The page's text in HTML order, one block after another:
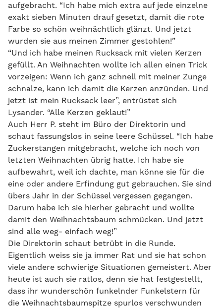
aufgebracht. “Ich habe mich extra auf jede einzelne
exakt sieben Minuten drauf gesetzt, damit die rote
Farbe so schön weihnächtlich glänzt. Und jetzt
wurden sie aus meinen Zimmer gestohlen!”
“Und ich habe meinen Rucksack mit vielen Kerzen
gefüllt. An Weihnachten wollte ich allen einen Trick
vorzeigen: Wenn ich ganz schnell mit meiner Zunge
schnalze, kann ich damit die Kerzen anzünden. Und
jetzt ist mein Rucksack leer”, entrüstet sich
Lysander. “Alle Kerzen geklaut!”
Auch Herr P. steht im Büro der Direktorin und
schaut fassungslos in seine leere Schüssel. “Ich habe
Zuckerstangen mitgebracht, welche ich noch von
letzten Weihnachten übrig hatte. Ich habe sie
aufbewahrt, weil ich dachte, man könne sie für die
eine oder andere Erfindung gut gebrauchen. Sie sind
übers Jahr in der Schüssel vergessen gegangen.
Darum habe ich sie hierher gebracht und wollte
damit den Weihnachtsbaum schmücken. Und jetzt
sind alle weg- einfach weg!”
Die Direktorin schaut betrübt in die Runde.
Eigentlich weiss sie ja immer Rat und sie hat schon
viele andere schwierige Situationen gemeistert. Aber
heute ist auch sie ratlos, denn sie hat festgestellt,
dass ihr wunderschön funkelnder Funkelstern für
die Weihnachtsbaumspitze spurlos verschwunden